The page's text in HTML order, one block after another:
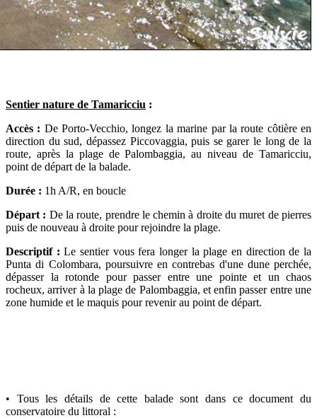
Sentier nature de Tamaricciu :
Accès : De Porto-Vecchio, longez la marine par la route côtière en
direction du sud, dépassez Piccovaggia, puis se garer le long de la
route, après la plage de Palombaggia, au niveau de Tamaricciu,
point de départ de la balade.
Durée : 1h A/R, en boucle
Départ : De la route, prendre le chemin à droite du muret de pierres
puis de nouveau à droite pour rejoindre la plage.
Descriptif : Le sentier vous fera longer la plage en direction de la
Punta di Colombara, poursuivre en contrebas d'une dune perchée,
dépasser la rotonde pour passer entre une pointe et un chaos
rocheux, arriver à la plage de Palombaggia, et enfin passer entre une
zone humide et le maquis pour revenir au point de départ.
•
Tous les détails de cette balade sont dans ce document du
conservatoire du littoral :